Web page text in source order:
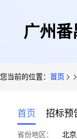
广州番
您当前的位置： 首页
首页 招标预
省份地区： 北京